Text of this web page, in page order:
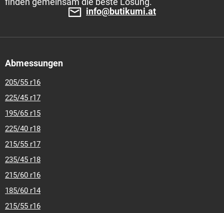
info@butikumi.at
Abmessungen
205/55 r16
225/45 r17
195/65 r15
225/40 r18
215/55 r17
235/45 r18
215/60 r16
185/60 r14
215/55 r16